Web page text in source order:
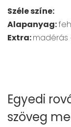
Széle színe:
Alapanyag:
Extra:madérás
Egyedi
szöveg